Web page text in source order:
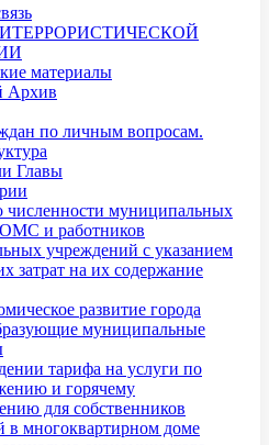
материалы
Архив
по личным вопросам.
Главы
численности муниципальных
и работников
учреждений с указанием
затрат на их содержание
развитие города
муниципальные
тарифа на услуги по
и горячему
для собственников
в многоквартирном доме